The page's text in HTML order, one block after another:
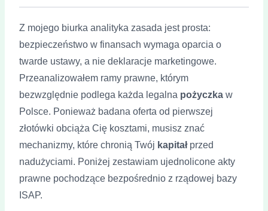
Z mojego biurka analityka zasada jest prosta:
bezpieczeństwo w finansach wymaga oparcia o
twarde ustawy, a nie deklaracje marketingowe.
Przeanalizowałem ramy prawne, którym
bezwzględnie podlega każda legalna pożyczkaw
Polsce. Ponieważ badana oferta od pierwszej
złotówki obciąża Cię kosztami, musisz znać
mechanizmy, które chronią Twój kapitałprzed
nadużyciami. Poniżej zestawiam ujednolicone akty
prawne pochodzące bezpośrednio z rządowej bazy
ISAP.